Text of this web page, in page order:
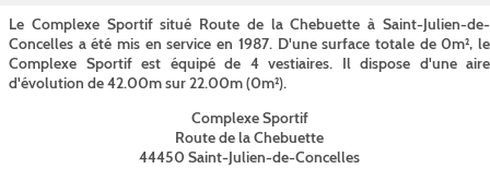
Le Complexe Sportif situé Route de la Chebuette à Saint-Julien-de-
Concelles a été mis en service en 1987. D'une surface totale de 0m², le
Complexe Sportif est équipé de 4 vestiaires. Il dispose d'une aire
d'évolution de 42.00m sur 22.00m (0m²).
Complexe Sportif
Route de la Chebuette
44450 Saint-Julien-de-Concelles